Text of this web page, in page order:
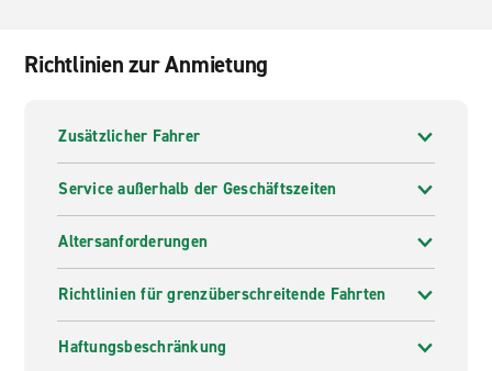
Richtlinien zur Anmietung
Zusätzlicher Fahrer
Service außerhalb der Geschäftszeiten
Altersanforderungen
Richtlinien für grenzüberschreitende Fahrten
Haftungsbeschränkung